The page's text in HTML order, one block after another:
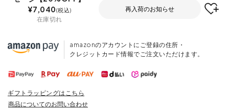
¥7,040 税込
在庫切れ
再入荷のお知らせ
amazonのアカウントにご登録の住所・
クレジットカード情報でご注文いただけます。
ギフトラッピングはこちら
商品についてのお問い合わせ